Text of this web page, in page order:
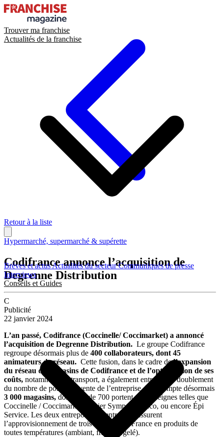
Trouver ma franchise
Actualités de la franchise
Brèves et actusActualités du secteurCommuniqués de presse
Interviews
Conseils et Guides
Retour à la liste
Hypermarché, supermarché & supérette
Codifrance annonce l’acquisition de
Degrenne Distribution
C
Publicité
22 janvier 2024
L’an passé, Codifrance (Coccinelle/ Coccimarket) a annoncé
l’acquisition de Degrenne Distribution. Le groupe Codifrance
regroupe désormais plus de 400 collaborateurs, dont 45
animateurs de réseau. Cette fusion, dans le cadre del’expansion
du réseau de magasins de Codifrance et de l’optimisation de ses
coûts, notamment en transport, a également entraîné un doublement
du nombre de points de vente de l’entreprise. Elle compte désormais
3 000 magasins, dont plus de 700 portent des enseignes telles que
Coccinelle / Coccimarket, Panier Sympa, VivÉco, ou encore Épi
Service. Les deux entrepôts de l’entreprise assurent
l’approvisionnement de trois quarts de la France en produits de
toutes températures (ambiant, frais, surgelé).